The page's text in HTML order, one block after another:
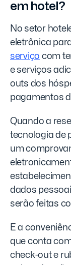
em hotel?
No setor
eletrônica
serviço com
e serviços
outs dos
pagamentos
Quando a
tecnologia de
um
dados
serão feitas
E a
que conta
check-out e